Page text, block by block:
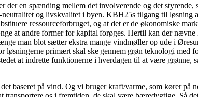
en spænding mellem det involverende og det styrende,
og livskvalitet i byen. KBH25s tilgang til løsning
ressourceforbruget, og at det er de økonomiske
at andre former for kapital forøges. Hertil kan der
man blot sætter ekstra mange vindmøller op ude i
primært skal ske gennem grøn teknologi med
at indrette funktionerne i hverdagen til at være grønne,
baseret på vind. Og vi bruger kraft/varme, som kører på